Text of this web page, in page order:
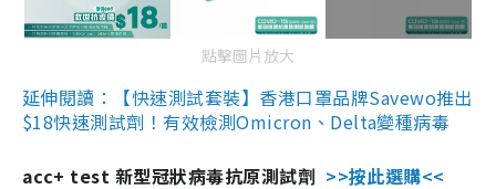
點擊圖片放大
延伸閱讀：【快速測試套裝】香港口罩品牌Savewo推出
$18快速測試劑！有效檢測Omicron、Delta變種病毒
acc+ test 新型冠狀病毒抗原測試劑 >>按此選購<<